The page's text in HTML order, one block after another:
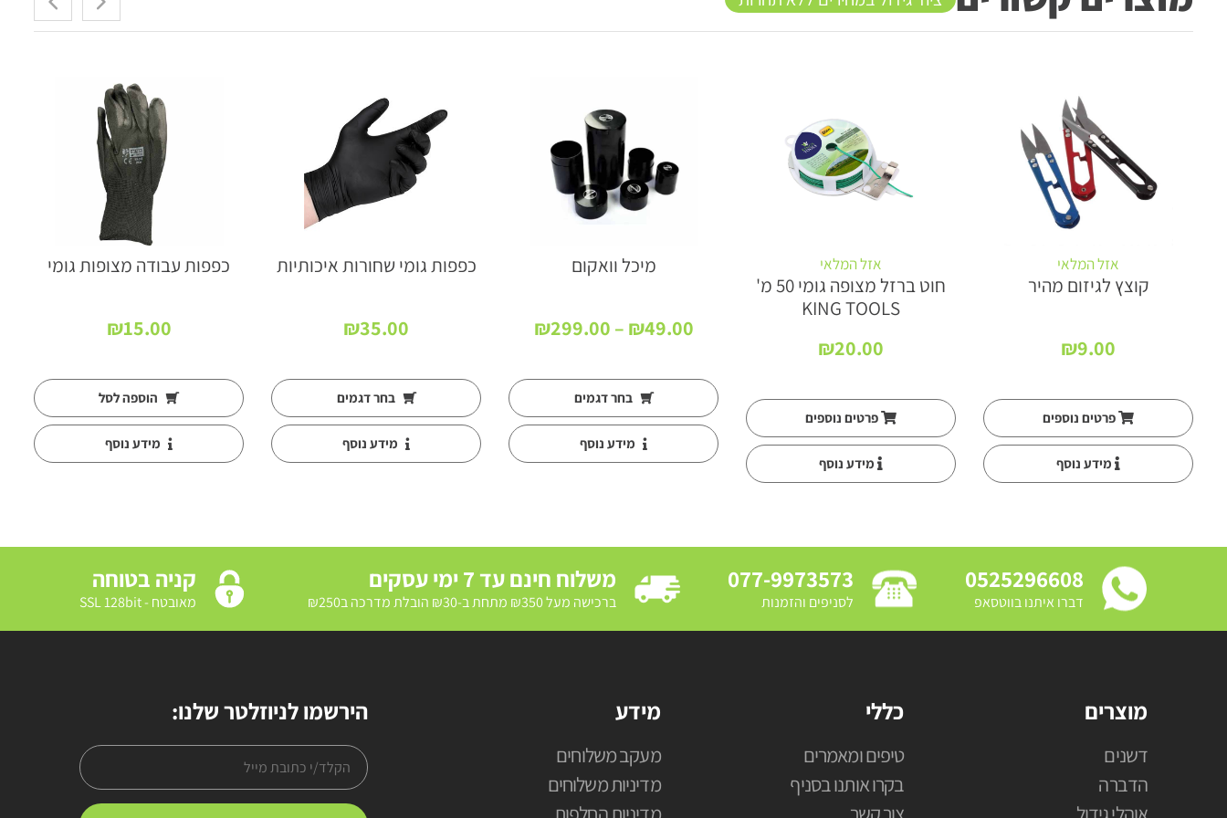
אזל המלאי
קוצץ לגיזום מהיר
₪9.00
פרטים נוספים
מידע נוסף
אזל המלאי
חוט ברזל מצופה גומי 50 מ'
KING TOOLS
₪20.00
פרטים נוספים
מידע נוסף
מיכל וואקום
₪49.00
–
₪299.00
עד בחר דגמים
מידע נוסף
כפפות גומי שחורות איכותיות
₪35.00
בחר דגמים
מידע נוסף
כפפות עבודה מצופות גומי
₪15.00
הוספה לסל
מידע נוסף
0525296608
דברו איתנו בווטסאפ
077-9973573
לסניפים והזמנות
משלוח חינם עד 7 ימי עסקים
ברכישה מעל ₪350 מתחת ב-₪30 הובלת מדרכה ב₪250
קניה בטוחה
מאובטח - SSL 128bit
מוצרים
דשנים
הדברה
כללי
טיפים ומאמרים
בקרו אותנו בסניף
מידע
מעקב משלוחים
מדיניות משלוחים
הירשמו לניוזלטר שלנו: